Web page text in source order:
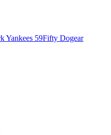
Yankees 59Fifty Dogear